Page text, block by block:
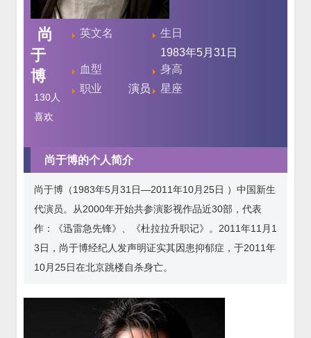
尚
于
博
130人
喜欢
英文名
生日
1983年5月31日
血型
身高
职业
演员 星座
尚于博的个人简介
尚于博（1983年5月31日—2011年10月25日 ）中国新生
代演员。从2000年开始共参演影视作品近30部，代表
作：《迅雷急先锋》、《杜拉拉升职记》。2011年11月1
3日，尚于博经纪人发声明证实其因患抑郁症，于2011年
10月25日在北京跳楼自杀身亡。